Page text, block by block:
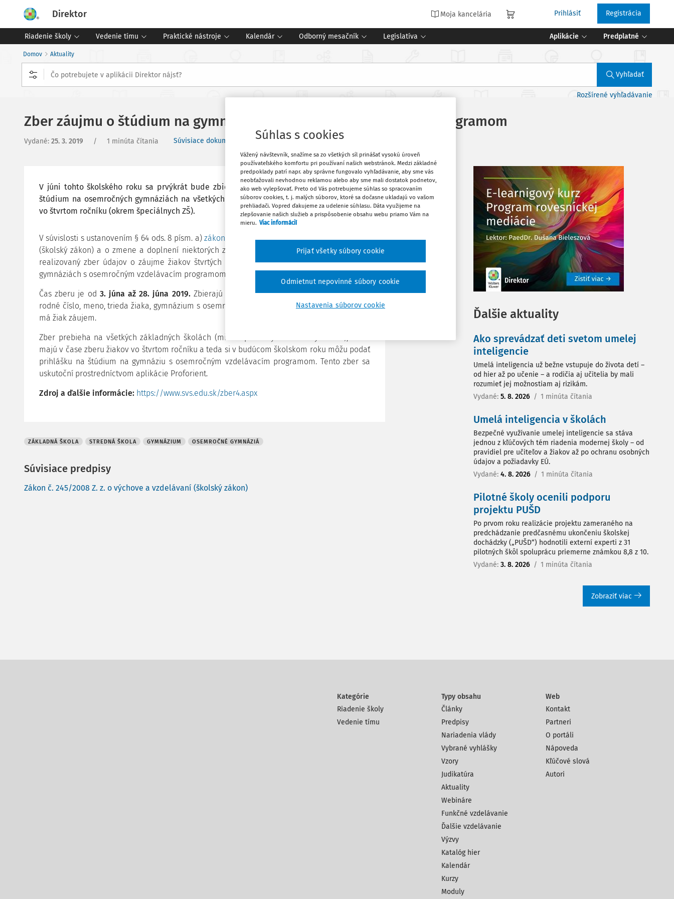
Direktor Moja kancelária Prihlásiť Registrácia
Riadenie školy Vedenie tímu Praktické nástroje Kalendár Odborný mesačník Legislatíva Aplikácie Predplatné
Domov Aktuality
Vyhľadať
Rozšírené vyhľadávanie
Zber záujmu o štúdium na gymnáziách s osemročným študijným programom
Vydané: 25. 3. 2019 / 1 minúta čítania Súvisiace dokumenty (1)
V júni tohto školského roku sa prvýkrát bude zbierať záujem žiakov štvrtých ročníkov o
štúdium na osemročných gymnáziách na všetkých základných školách, ktoré majú žiakov
vo štvrtom ročníku (okrem špeciálnych ZŠ).
V súvislosti s ustanovením § 64 ods. 8 písm. a)zákona č. 245/2018 Z.z.o výchove a vzdelávaní
(školský zákon) a o zmene a doplnení niektorých zákonov v znení neskorších predpisov je
realizovaný zber údajov o záujme žiakov štvrtých ročníkov základných škôl o štúdium na
gymnáziách s osemročným vzdelávacím programom.
Čas zberu je od 3. júna až 28. júna 2019. Zbierajú sa údaje o škole, ktorú žiak navštevuje,
rodné číslo, meno, trieda žiaka, gymnázium s osemročným vzdelávacím programom, o ktoré
má žiak záujem.
Zber prebieha na všetkých základných školách (mimo špeciálnych základných škôl), ktoré
majú v čase zberu žiakov vo štvrtom ročníku a teda si v budúcom školskom roku môžu podať
prihlášku na štúdium na gymnáziu s osemročným vzdelávacím programom. Tento zber sa
uskutoční prostredníctvom aplikácie Proforient.
Zdroj a ďalšie informácie: https://www.svs.edu.sk/zber4.aspx
ZÁKLADNÁ ŠKOLA STREDNÁ ŠKOLA GYMNÁZIUM OSEMROČNÉ GYMNÁZIÁ
Súvisiace predpisy
Zákon č. 245/2008 Z. z. o výchove a vzdelávaní (školský zákon)
Obľúbené
Vytlačiť
Ďalšie aktuality
Ako sprevádzať deti svetom umelej
inteligencie
Umelá inteligencia už bežne vstupuje do života detí –
od hier až po učenie – a rodičia aj učitelia by mali
rozumieť jej možnostiam aj rizikám.
Vydané: 5. 8. 2026 / 1 minúta čítania
Umelá inteligencia v školách
Bezpečné využívanie umelej inteligencie sa stáva
jednou z kľúčových tém riadenia modernej školy – od
pravidiel pre učiteľov a žiakov až po ochranu osobných
údajov a požiadavky EÚ.
Vydané: 4. 8. 2026 / 1 minúta čítania
Pilotné školy ocenili podporu
projektu PUŠD
Po prvom roku realizácie projektu zameraného na
predchádzanie predčasnému ukončeniu školskej
dochádzky („PUŠD“) hodnotili externí experti z 31
pilotných škôl spoluprácu priemerne známkou 8,8 z 10.
Vydané: 3. 8. 2026 / 1 minúta čítania
Zobraziť viac
Kategórie
Riadenie školy
Vedenie tímu
Typy obsahu
Články
Predpisy
Nariadenia vlády
Vybrané vyhlášky
Vzory
Judikatúra
Aktuality
Webináre
Funkčné vzdelávanie
Ďalšie vzdelávanie
Výzvy
Katalóg hier
Kalendár
Kurzy
Moduly
Web
Kontakt
Partneri
O portáli
Nápoveda
Kľúčové slová
Autori
Súhlas s cookies
Vážený návštevník, snažíme sa zo všetkých síl prinášať vysokú úroveň
používateľského komfortu pri používaní našich webstránok. Medzi základné
predpoklady patrí napr. aby správne fungovalo vyhľadávanie, aby sme vás
neobťažovali nevhodnou reklamou alebo aby sme mali dostatok podnetov,
ako web vylepšovať. Preto od Vás potrebujeme súhlas so spracovaním
súborov cookies, t. j. malých súborov, ktoré sa dočasne ukladajú vo vašom
prehliadači. Vopred ďakujeme za udelenie súhlasu. Dáta využijeme na
zlepšovanie našich služieb a prispôsobenie obsahu webu priamo Vám na
mieru. Viac informácií
Nastavenia súborov cookie
Odmietnut nepovinné súbory cookie
Prijať všetky súbory cookie